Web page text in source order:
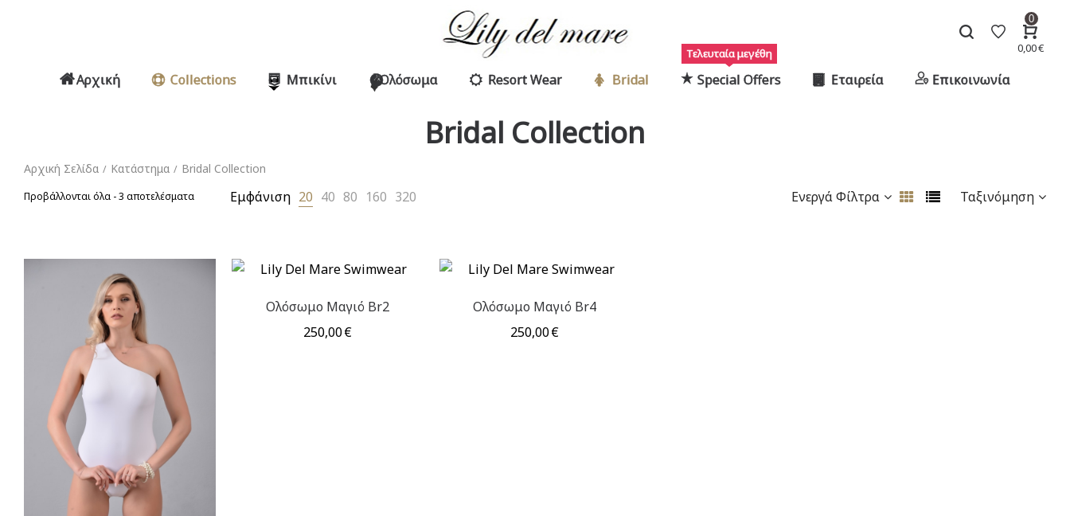
0
0,00€
Αρχική Collections Μπικίνι Ολόσωμα Resort Wear Bridal Special Offers
Τελευταία μεγέθη
Εταιρεία Επικοινωνία
Bridal Collection
Αρχική Σελίδα / Κατάστημα / Bridal Collection
Προβάλλονται όλα - 3 αποτελέσματα Εμφάνιση 20 40 80 160 320 Ταξινόμηση
Ενεργά Φίλτρα
Ολόσωμο Μαγιό Br2
250,00€
Ολόσωμο Μαγιό Br4
250,00€